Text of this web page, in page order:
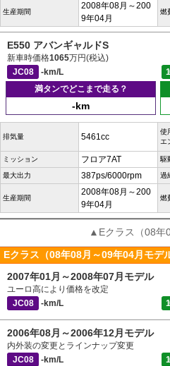
生産期間
2008年08月～200
9年04月
燃
E550 アバンギャルドS
新車時価格1065万円(税込)
JC08
-km/L
満タンでどこまで走る？
-km
排気量 5461cc
使
エ
ミッション フロア7AT 駆
最大出力 387ps/6000rpm 過
生産期間
2008年08月～200
9年04月
燃
▲Eクラス（08年
Eクラス（08年08月～09年04月モデ
2007年01月～2008年07月モデル
ユーロ高により価格を改定
JC08
-km/L
2006年08月～2006年12月モデル
内外装の変更とラインナップ変更
JC08
-km/L